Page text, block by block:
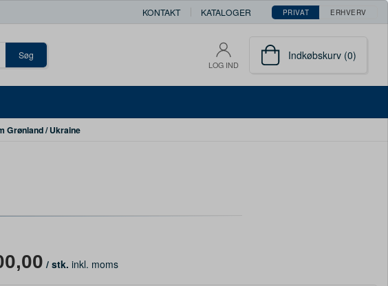
KONTAKT KATALOGER PRIVAT ERHVERV
Søg
LOG IND
Indkøbskurv (0)
Grønland / Ukraine
/ stk. inkl. moms